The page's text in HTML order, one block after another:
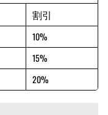
割引
10%
15%
20%